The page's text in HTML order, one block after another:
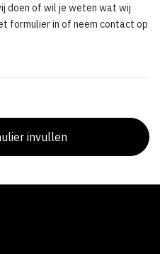
doen of wil je weten wat wij
formulier in of neem contact op
invullen